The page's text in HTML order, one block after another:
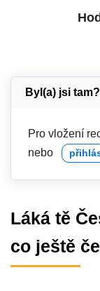
Byl(a) jsi
Pro vložení
nebo
Láká tě
co ještě